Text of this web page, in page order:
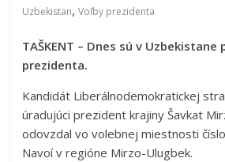
Uzbekistan,Voľby prezidenta
TAŠKENT – Dnes sú v Uzbekistane
prezidenta.
Kandidát Liberálnodemokratickej
úradujúci prezident krajiny Šavkat
odovzdal vo volebnej miestnosti
Navoí v regióne Mirzo-Ulugbek.